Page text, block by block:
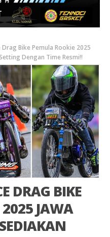
Drag Bike Pemula Rookie 2025
Dengan Time Resmi!!
DRAG BIKE
JAWA